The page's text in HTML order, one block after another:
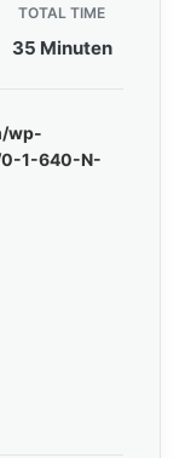
TOTAL TIME
35 Minuten
wp-
1-640-N-